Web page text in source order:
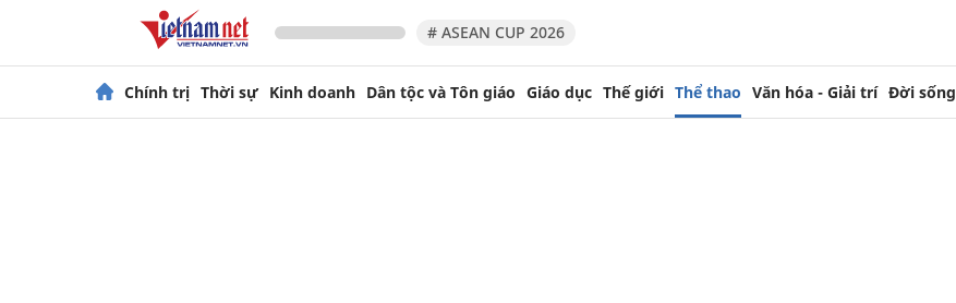
# ASEAN CUP 2026
Chính trị Thời sự Kinh doanh Dân tộc và Tôn giáo Giáo dục Thế giới Thể thao Văn hóa - Giải trí Đời sống